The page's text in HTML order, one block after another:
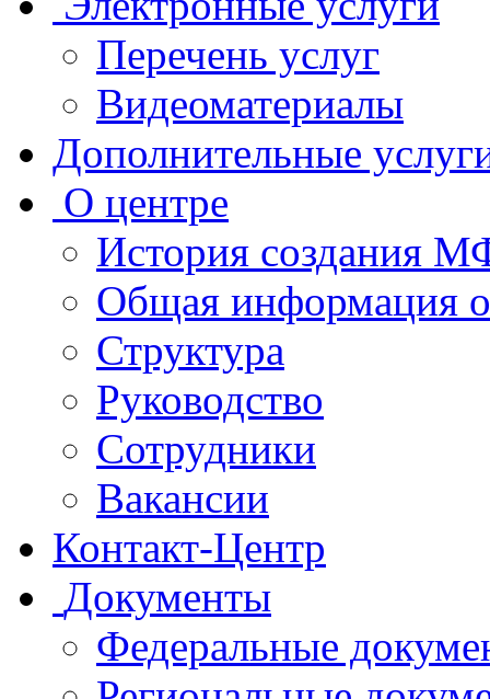
Перечень услуг
Видеоматериалы
Дополнительные
О центре
История создания
Общая
Структура
Руководство
Сотрудники
Вакансии
Контакт-Центр
Документы
Федеральные